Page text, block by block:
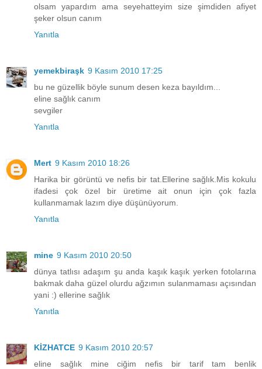
olsam yapardım ama seyehatteyim size şimdiden afiyet
şeker olsun canım
Yanıtla
yemekbiraşk 9 Kasım 2010 17:25
bu ne güzellik böyle sunum desen keza bayıldım...
eline sağlık canım
sevgiler
Yanıtla
Mert 9 Kasım 2010 18:26
Harika bir görüntü ve nefis bir tat.Ellerine sağlık.Mis kokulu
ifadesi çok özel bir üretime ait onun için çok fazla
kullanmamak lazım diye düşünüyorum.
Yanıtla
mine 9 Kasım 2010 20:50
dünya tatlısı adaşım şu anda kaşık kaşık yerken fotolarına
bakmak daha güzel olurdu ağzımın sulanmaması açısından
yani :) ellerine sağlık
Yanıtla
KİZHATCE 9 Kasım 2010 20:57
eline sağlık mine ciğim nefis bir tarif tam benlik